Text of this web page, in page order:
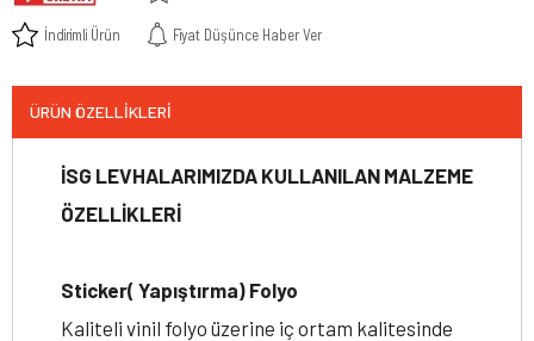
İndirimli Ürün Fiyat Düşünce Haber Ver
ÜRÜN ÖZELLIKLERI
İSG LEVHALARIMIZDA KULLANILAN MALZEME
ÖZELLİKLERİ
Sticker( Yapıştırma) Folyo
Kaliteli vinil folyo üzerine iç ortam kalitesinde